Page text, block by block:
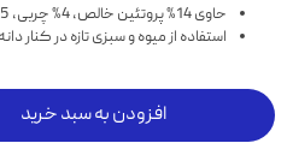
حاوی 14% پروتئین خالص، 4% چربی، 3.5% فیبر خالص و 10% رطوبت
استفاده از میوه و سبزی تازه در کنار
افزودن به سبد خرید